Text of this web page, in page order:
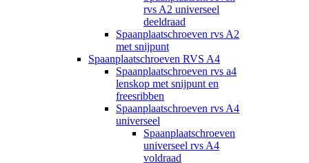
rvs A2 universeel
deeldraad
Spaanplaatschroeven rvs A2
met snijpunt
Spaanplaatschroeven RVS A4
Spaanplaatschroeven rvs a4
lenskop met snijpunt en
freesribben
Spaanplaatschroeven rvs A4
universeel
Spaanplaatschroeven
universeel rvs A4
voldraad